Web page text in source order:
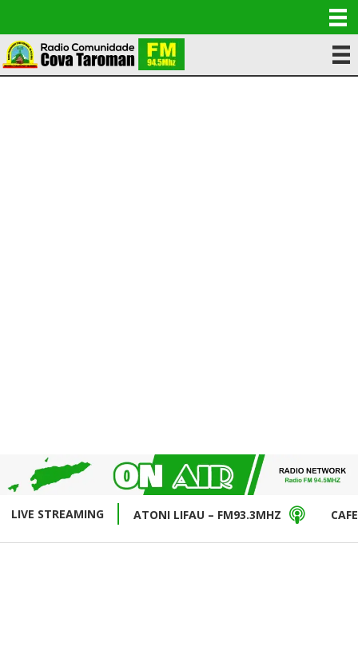
LIVE STREAMING ATONI LIFAU – FM93.3MHZ